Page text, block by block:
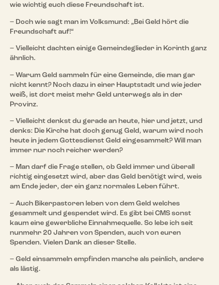
wie wichtig euch diese Freundschaft ist.
– Doch wie sagt man im Volksmund: „Bei Geld hört die
Freundschaft auf!“
– Vielleicht dachten einige Gemeindeglieder in Korinth ganz
ähnlich.
– Warum Geld sammeln für eine Gemeinde, die man gar
nicht kennt? Noch dazu in einer Hauptstadt und wie jeder
weiß, ist dort meist mehr Geld unterwegs als in der
Provinz.
– Vielleicht denkst du gerade an heute, hier und jetzt, und
denks: Die Kirche hat doch genug Geld, warum wird noch
heute in jedem Gottesdienst Geld eingesammelt? Will man
immer nur noch reicher werden?
– Man darf die Frage stellen, ob Geld immer und überall
richtig eingesetzt wird, aber das Geld benötigt wird, weis
am Ende jeder, der ein ganz normales Leben führt.
– Auch Bikerpastoren leben von dem Geld welches
gesammelt und gespendet wird. Es gibt bei CMS sonst
kaum eine gewerbliche Einnahmequelle. So lebe ich seit
nunmehr 20 Jahren von Spenden, auch von euren
Spenden. Vielen Dank an dieser Stelle.
– Geld einsammeln empfinden manche als peinlich, andere
als lästig.